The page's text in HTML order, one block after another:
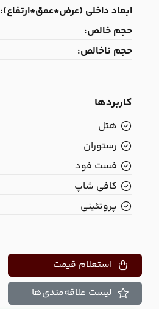
ابعاد داخلی (عرض*عمق*ارتفاع):
حجم خالص:
حجم ناخالص:
کاربردها
هتل
رستوران
فست فود
کافی شاپ
پروتئینی
استعلام قیمت
لیست علاقه‌مندی‌ها